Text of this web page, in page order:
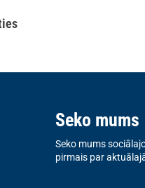
Seko mums
Seko mums
pirmais par